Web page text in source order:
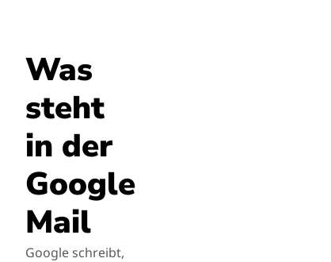
Was
steht
in der
Google
Mail
Google schreibt,